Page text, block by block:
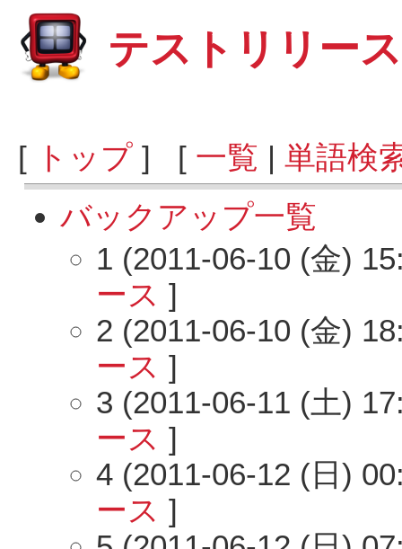
テストリリー
[ トップ] [ 一覧 | 単語検
バックアップ一覧
1 (2011-06-10 (金)
ース ]
2 (2011-06-10 (金)
ース ]
3 (2011-06-11 (土)
ース ]
4 (2011-06-12 (日)
ース ]